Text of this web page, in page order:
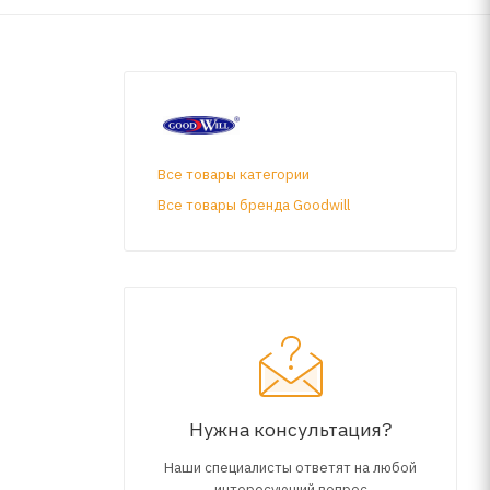
Все товары категории
Все товары бренда Goodwill
Нужна консультация?
Наши специалисты ответят на любой